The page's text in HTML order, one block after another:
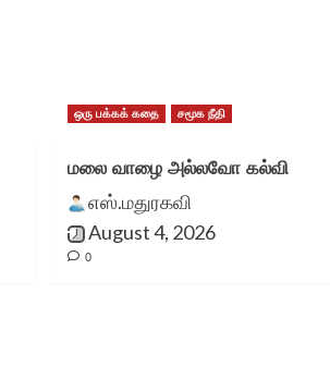
ஒரு பக்கக் கதை சமூக நீதி
மலை வாழை அல்லவோ கல்வி
எஸ்.மதுரகவி
August 4, 2026
0